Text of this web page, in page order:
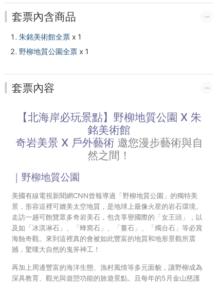
購
票
網
站
套票內含商品
朱銘美術館全票 x 1
野柳地質公園全票 x 1
套票內容
【北海岸必玩景點】野柳地質公園 X 朱
銘美術館
奇岩美景 X 戶外藝術 邀您漫步藝術與自
然之間！
｜野柳地質公園
美國有線電視新聞網CNN曾報導過「野柳地質公園」的獨特美
景，形容這裡可媲美太空地質，是地球上最像火星的岩石環境。
走訪一趟可飽覽眾多奇岩美石，包含享譽國際的「女王頭」，以
及如「冰淇淋石」、「蜂窩石」、「薑石」、「燭台石」等必賞
海蝕奇觀。來到這裡真的會被如此豐富的地質和地形景觀所震
撼，驚嘆大自然的鬼斧神工！
再加上周邊豐富的海洋生態、漁村風情等多元面貌，讓野柳成為
深具教育、觀光與遊憩功能的旅遊景點。且每年的5月金山慈護